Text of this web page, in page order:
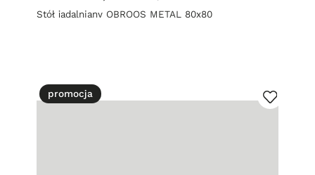
Stół jadalniany OBROOS METAL 80x80
promocja